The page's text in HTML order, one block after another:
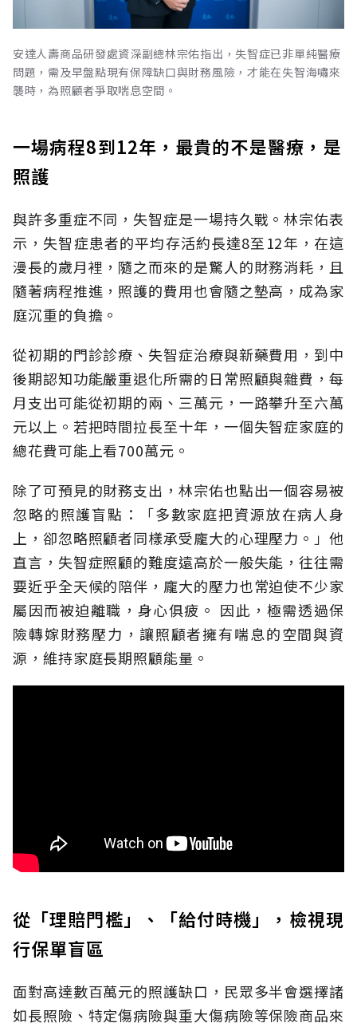
安達人壽商品研發處資深副總林宗佑指出，失智症已非單純醫療
問題，需及早盤點現有保障缺口與財務風險，才能在失智海嘯來
襲時，為照顧者爭取喘息空間。
一場病程8到12年，最貴的不是醫療，是
照護
與許多重症不同，失智症是一場持久戰。林宗佑表
示，失智症患者的平均存活約長達8至12年，在這
漫長的歲月裡，隨之而來的是驚人的財務消耗，且
隨著病程推進，照護的費用也會隨之墊高，成為家
庭沉重的負擔。
從初期的門診診療、失智症治療與新藥費用，到中
後期認知功能嚴重退化所需的日常照顧與雜費，每
月支出可能從初期的兩、三萬元，一路攀升至六萬
元以上。若把時間拉長至十年，一個失智症家庭的
總花費可能上看700萬元。
除了可預見的財務支出，林宗佑也點出一個容易被
忽略的照護盲點：「多數家庭把資源放在病人身
上，卻忽略照顧者同樣承受龐大的心理壓力。」他
直言，失智症照顧的難度遠高於一般失能，往往需
要近乎全天候的陪伴，龐大的壓力也常迫使不少家
屬因而被迫離職，身心俱疲。 因此，極需透過保
險轉嫁財務壓力，讓照顧者擁有喘息的空間與資
源，維持家庭長期照顧能量。
從「理賠門檻」、「給付時機」，檢視現
行保單盲區
面對高達數百萬元的照護缺口，民眾多半會選擇諸
如長照險、特定傷病險與重大傷病險等保險商品來